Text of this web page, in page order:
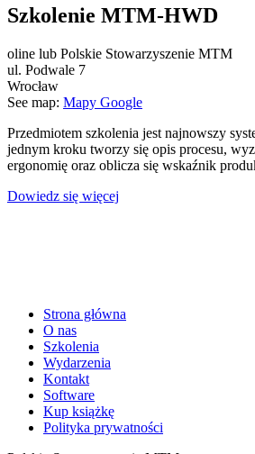
Szkolenie MTM-HWD
oline lub Polskie Stowarzyszenie MTM
ul. Podwale 7
Wrocław
See map: Mapy Google
Przedmiotem szkolenia jest najnowszy
jednym kroku tworzy się opis procesu,
ergonomię oraz oblicza się wskaźnik
Dowiedz się więcej
Strona główna
O nas
Szkolenia
Wydarzenia
Kontakt
Software
Kup książkę
Polityka prywatności